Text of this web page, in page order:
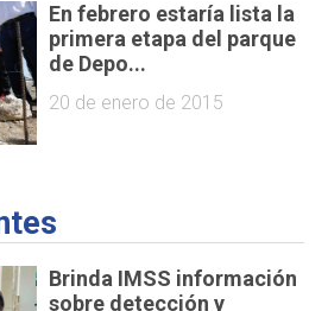
En febrero estaría lista la
primera etapa del parque
de Depo...
20 de enero de 2015
Brinda IMSS información
sobre detección y